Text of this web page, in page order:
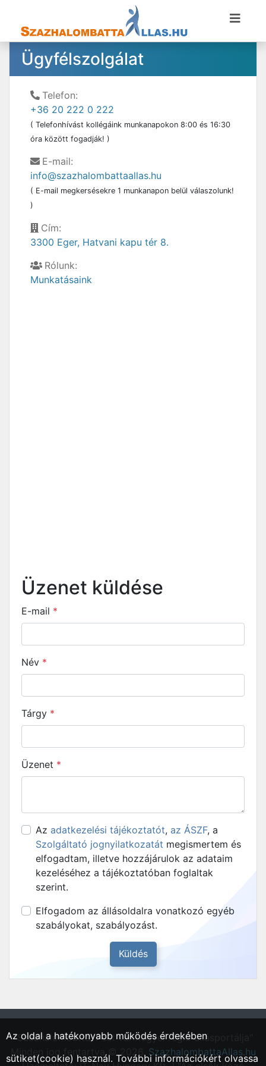
Ügyfélszolgálat
Telefon:
+36 20 222 0 222
( Telefonhívást kollégáink munkanapokon 8:00 és 16:30
óra között fogadják! )
E-mail:
info@szazhalombattaallas.hu
( E-mail megkersésekre 1 munkanapon belül válaszolunk!
)
Cím:
3300 Eger, Hatvani kapu tér 8.
Rólunk:
Munkatásaink
Üzenet küldése
E-mail *
Név *
Tárgy *
Üzenet *
Az adatkezelési tájékoztatót, az ÁSZF, a
Szolgáltató jognyilatkozatát megismertem és
elfogadtam, illetve hozzájárulok az adataim
kezeléséhez a tájékoztatóban foglaltak
szerint.
Elfogadom az állásoldalra vonatkozó egyéb
szabályokat, szabályozást.
"Százhalombatta, Pest vármegyei régió állásportálja"
Minden jog fentartva © 2026. SzazhalombattaAllas.hu
Az oldal a hatékonyabb működés érdekében
sütiket(cookie) használ. További információkért olvassa